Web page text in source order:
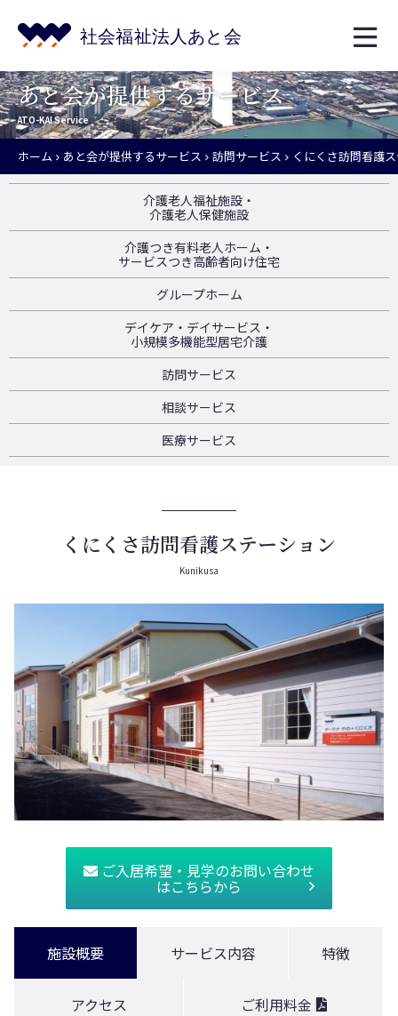
あと会が提供するサービス
ATO-KAI Service
ホーム あと会が提供するサービス 訪問サービス くにくさ訪問看護
介護老人福祉施設・
介護老人保健施設
介護つき有料老人ホーム・
サービスつき高齢者向け住宅
グループホーム
デイケア・デイサービス・
小規模多機能型居宅介護
訪問サービス
相談サービス
医療サービス
くにくさ訪問看護ステーション
Kunikusa
ご入居希望・見学のお問い合わせ
はこちらから
施設概要 サービス内容 特徴
アクセス ご利用料金